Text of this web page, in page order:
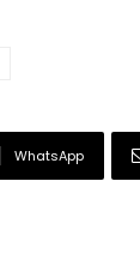
WhatsApp